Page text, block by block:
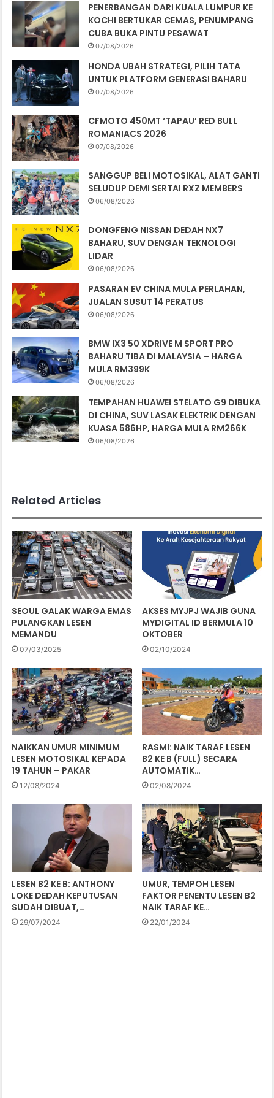
PENERBANGAN DARI KUALA LUMPUR KE
KOCHI BERTUKAR CEMAS, PENUMPANG
CUBA BUKA PINTU PESAWAT
07/08/2026
HONDA UBAH STRATEGI, PILIH TATA
UNTUK PLATFORM GENERASI BAHARU
07/08/2026
CFMOTO 450MT ‘TAPAU’ RED BULL
ROMANIACS 2026
07/08/2026
SANGGUP BELI MOTOSIKAL, ALAT GANTI
SELUDUP DEMI SERTAI RXZ MEMBERS
06/08/2026
DONGFENG NISSAN DEDAH NX7
BAHARU, SUV DENGAN TEKNOLOGI
LIDAR
06/08/2026
PASARAN EV CHINA MULA PERLAHAN,
JUALAN SUSUT 14 PERATUS
06/08/2026
BMW IX3 50 XDRIVE M SPORT PRO
BAHARU TIBA DI MALAYSIA – HARGA
MULA RM399K
06/08/2026
TEMPAHAN HUAWEI STELATO G9 DIBUKA
DI CHINA, SUV LASAK ELEKTRIK DENGAN
KUASA 586HP, HARGA MULA RM266K
06/08/2026
Related Articles
SEOUL GALAK WARGA EMAS
PULANGKAN LESEN
MEMANDU
07/03/2025
AKSES MYJPJ WAJIB GUNA
MYDIGITAL ID BERMULA 10
OKTOBER
02/10/2024
NAIKKAN UMUR MINIMUM
LESEN MOTOSIKAL KEPADA
19 TAHUN – PAKAR
12/08/2024
RASMI: NAIK TARAF LESEN
B2 KE B (FULL) SECARA
AUTOMATIK…
02/08/2024
LESEN B2 KE B: ANTHONY
LOKE DEDAH KEPUTUSAN
SUDAH DIBUAT,…
29/07/2024
UMUR, TEMPOH LESEN
FAKTOR PENENTU LESEN B2
NAIK TARAF KE…
22/01/2024